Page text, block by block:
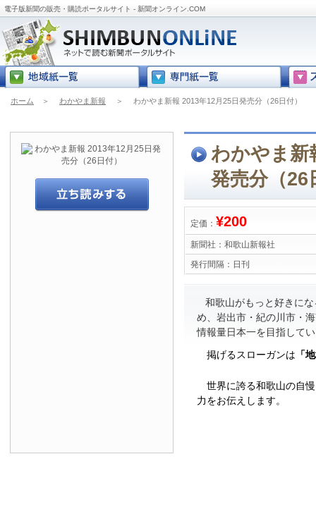
電子版新聞の販売・購読ポータルサイト - 新聞オンライン.COM
ホーム ＞ わかやま新報 ＞ わかやま新報 2013年12月25日発売分（26日付）
わかやま新
発売分（26
定価： ¥200
新聞社： 和歌山新報社
発行間隔： 日刊
和歌山がもっと好きに
め、岩出市・紀の川市・
情報量日本一を目指して
掲げるスローガンは 「
世界に誇る和歌山の自
力をお伝えします。